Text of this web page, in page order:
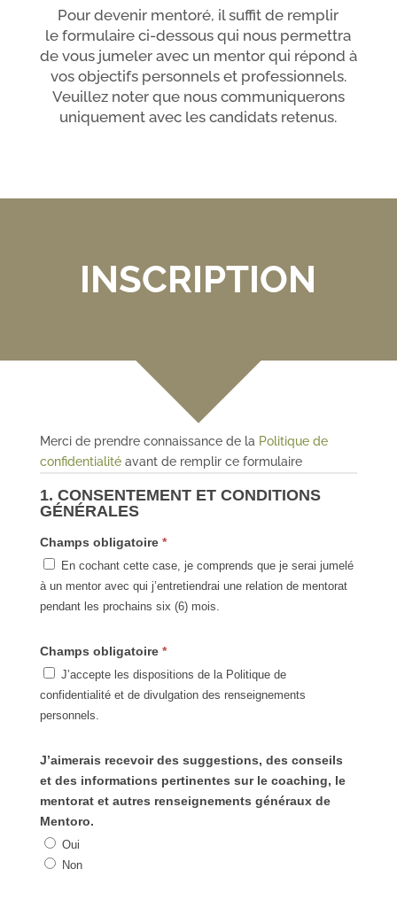
Pour devenir mentoré, il suffit de remplir
le formulaire ci-dessous qui nous permettra
de vous jumeler avec un mentor qui répond à
vos objectifs personnels et professionnels.
Veuillez noter que nous communiquerons
uniquement avec les candidats retenus.
INSCRIPTION
Merci de prendre connaissance de la Politique de
confidentialitéavant de remplir ce formulaire
1. CONSENTEMENT ET CONDITIONS
GÉNÉRALES
Champs obligatoire *
En cochant cette case, je comprends que je serai jumelé
à un mentor avec qui j’entretiendrai une relation de mentorat
pendant les prochains six (6) mois.
Champs obligatoire *
J’accepte les dispositions de la Politique de
confidentialité et de divulgation des renseignements
personnels.
J’aimerais recevoir des suggestions, des conseils
et des informations pertinentes sur le coaching, le
mentorat et autres renseignements généraux de
Mentoro.
Oui
Non